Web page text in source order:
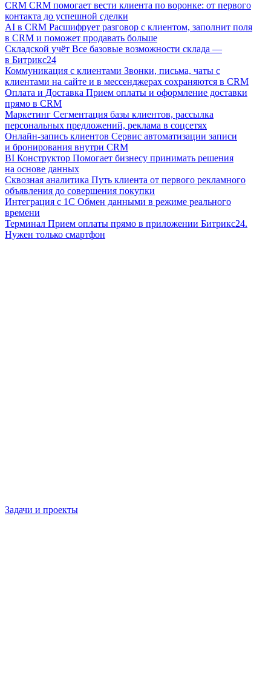
CRM CRM помогает вести клиента по воронке: от первого
контакта до успешной сделки
AI в CRM Расшифрует разговор с клиентом, заполнит поля
в CRM и поможет продавать больше
Складской учёт Все базовые возможности склада —
в Битрикс24
Коммуникация с клиентами Звонки, письма, чаты с
клиентами на сайте и в мессенджерах сохраняются в CRM
Оплата и Доставка Прием оплаты и оформление доставки
прямо в CRM
Маркетинг Сегментация базы клиентов, рассылка
персональных предложений, реклама в соцсетях
Онлайн-запись клиентов Сервис автоматизации записи
и бронирования внутри CRM
BI Конструктор Помогает бизнесу принимать решения
на основе данных
Сквозная аналитика Путь клиента от первого рекламного
объявления до совершения покупки
Интеграция с 1С Обмен данными в режиме реального
времени
Терминал Прием оплаты прямо в приложении Битрикс24.
Нужен только смартфон
Задачи и проекты